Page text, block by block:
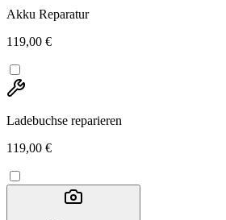
Akku Reparatur
119,00 €
Ladebuchse reparieren
119,00 €